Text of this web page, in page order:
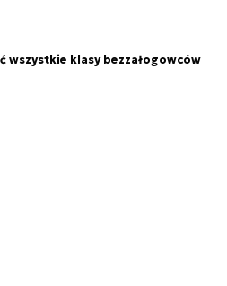
wszystkie klasy bezzałogowców